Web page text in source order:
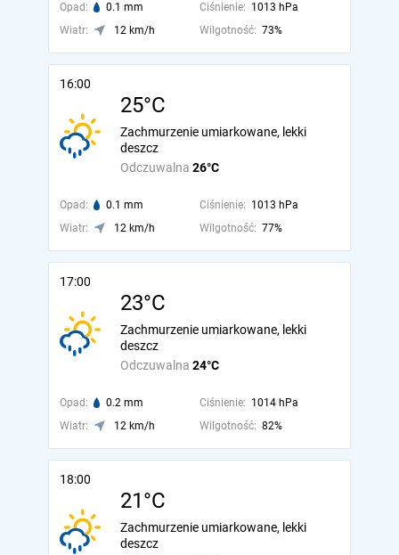
Opad: 0.1 mm Ciśnienie: 1013 hPa
Wiatr:
12 km/h Wilgotność: 73%
16:00
25°C
Odczuwalna 26°C
Zachmurzenie umiarkowane, lekki
deszcz
Opad: 0.1 mm Ciśnienie: 1013 hPa
Wiatr:
12 km/h Wilgotność: 77%
17:00
23°C
Odczuwalna 24°C
Zachmurzenie umiarkowane, lekki
deszcz
Opad: 0.2 mm Ciśnienie: 1014 hPa
Wiatr:
12 km/h Wilgotność: 82%
18:00
21°C
Zachmurzenie umiarkowane, lekki
deszcz